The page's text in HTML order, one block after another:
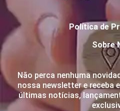
Política de
Sobre
Não perca nenhuma
nossa newsletter e receba
últimas notícias,